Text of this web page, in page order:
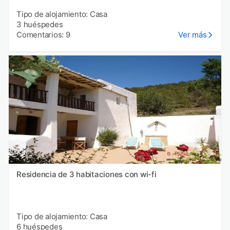
Tipo de alojamiento: Casa
3 huéspedes
Comentarios: 9
Ver más
Residencia de 3 habitaciones con wi-fi
Tipo de alojamiento: Casa
6 huéspedes